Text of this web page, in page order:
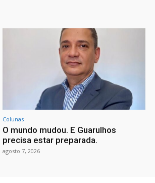
Colunas
O mundo mudou. E Guarulhos
precisa estar preparada.
agosto 7, 2026